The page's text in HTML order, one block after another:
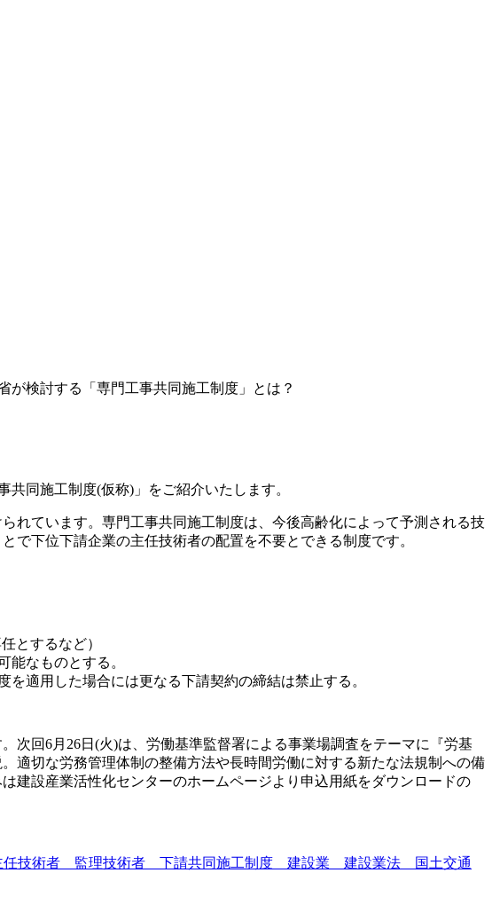
が検討する「専門工事共同施工制度」とは？
同施工制度(仮称)」をご紹介いたします。
れています。専門工事共同施工制度は、今後高齢化によって予測される技
で下位下請企業の主任技術者の配置を不要とできる制度です。
とするなど）
能なものとする。
適用した場合には更なる下請契約の締結は禁止する。
次回6月26日(火)は、労働基準監督署による事業場調査をテーマに『労基
適切な労務管理体制の整備方法や長時間労働に対する新たな法規制への備
建設産業活性化センターのホームページより申込用紙をダウンロードの
任技術者 監理技術者 下請共同施工制度 建設業 建設業法 国土交通